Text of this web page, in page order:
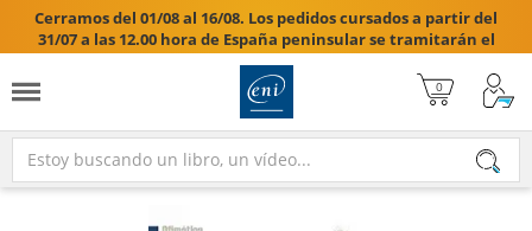
Cerramos del 01/08 al 16/08. Los pedidos cursados a partir del
31/07 a las 12.00 hora de España peninsular se tramitarán el
17/08/2026.
